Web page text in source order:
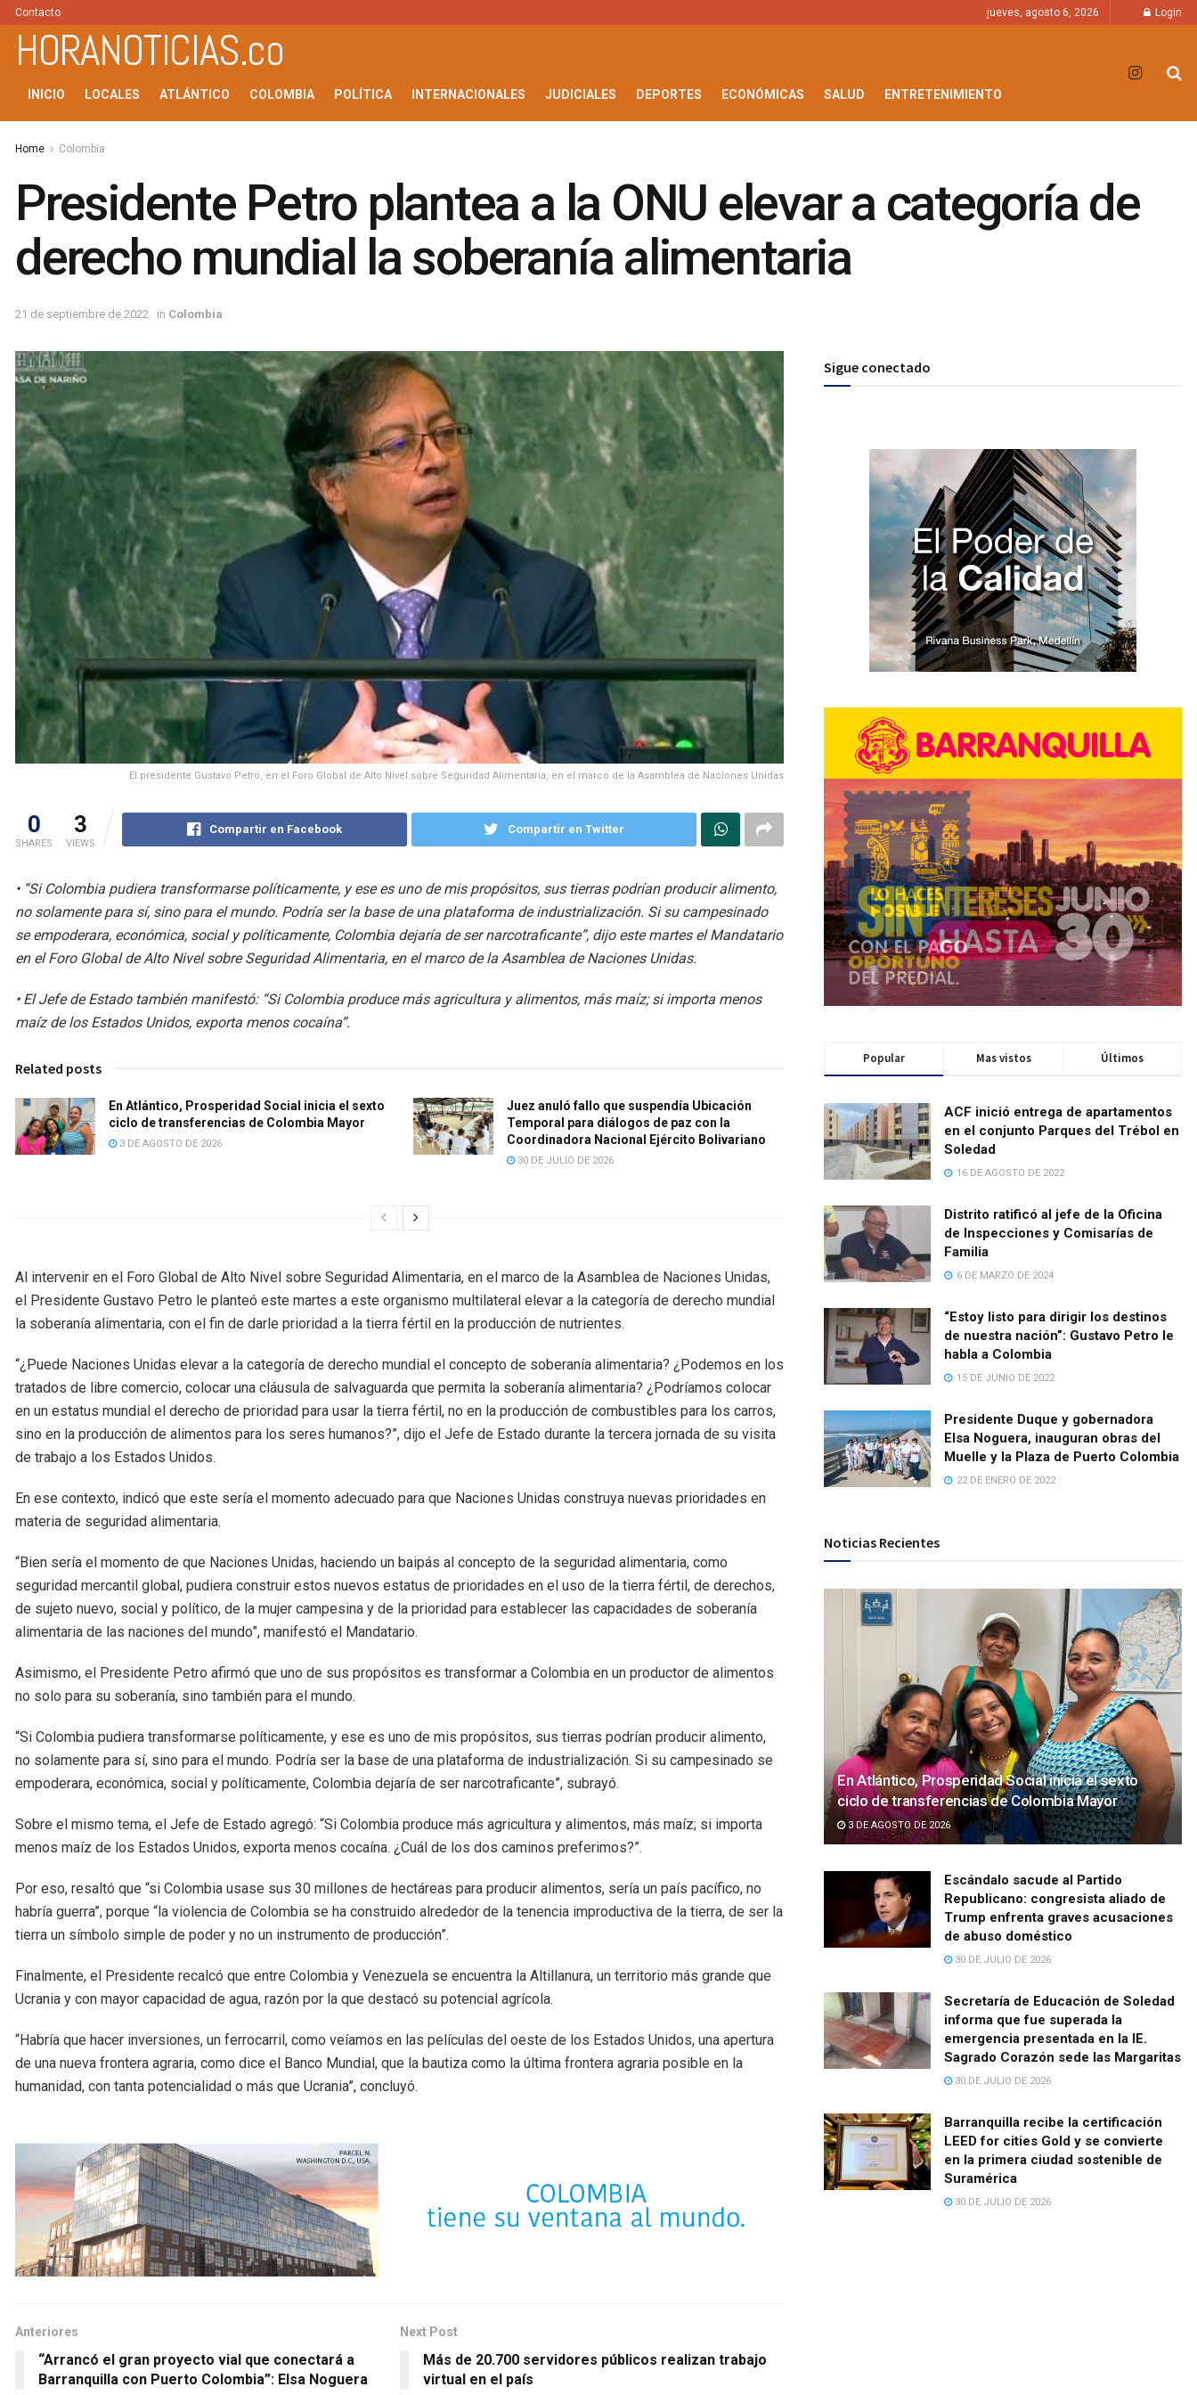
Contacto jueves, agosto 6, 2026 Login
HORANOTICIAS.co
INICIO LOCALES ATLÁNTICO COLOMBIA POLÍTICA INTERNACIONALES JUDICIALES DEPORTES ECONÓMICAS SALUD ENTRETENIMIENTO
Home Colombia
Presidente Petro plantea a la ONU elevar a categoría de
derecho mundial la soberanía alimentaria
21 de septiembre de 2022 in Colombia
El presidente Gustavo Petro, en el Foro Global de Alto Nivel sobre Seguridad Alimentaria, en el marco de la Asamblea de Naciones Unidas
0
SHARES
3
VIEWS
Compartir en Facebook Compartir en Twitter
• “Si Colombia pudiera transformarse políticamente, y ese es uno de mis propósitos, sus tierras podrían producir alimento,
no solamente para sí, sino para el mundo. Podría ser la base de una plataforma de industrialización. Si su campesinado
se empoderara, económica, social y políticamente, Colombia dejaría de ser narcotraficante”, dijo este martes el Mandatario
en el Foro Global de Alto Nivel sobre Seguridad Alimentaria, en el marco de la Asamblea de Naciones Unidas.
• El Jefe de Estado también manifestó: “Si Colombia produce más agricultura y alimentos, más maíz; si importa menos
maíz de los Estados Unidos, exporta menos cocaína”.
Related posts
En Atlántico, Prosperidad Social inicia el sexto
ciclo de transferencias de Colombia Mayor
3 DE AGOSTO DE 2026
Juez anuló fallo que suspendía Ubicación
Temporal para diálogos de paz con la
Coordinadora Nacional Ejército Bolivariano
30 DE JULIO DE 2026
Al intervenir en el Foro Global de Alto Nivel sobre Seguridad Alimentaria, en el marco de la Asamblea de Naciones Unidas,
el Presidente Gustavo Petro le planteó este martes a este organismo multilateral elevar a la categoría de derecho mundial
la soberanía alimentaria, con el fin de darle prioridad a la tierra fértil en la producción de nutrientes.
“¿Puede Naciones Unidas elevar a la categoría de derecho mundial el concepto de soberanía alimentaria? ¿Podemos en los
tratados de libre comercio, colocar una cláusula de salvaguarda que permita la soberanía alimentaria? ¿Podríamos colocar
en un estatus mundial el derecho de prioridad para usar la tierra fértil, no en la producción de combustibles para los carros,
sino en la producción de alimentos para los seres humanos?”, dijo el Jefe de Estado durante la tercera jornada de su visita
de trabajo a los Estados Unidos.
En ese contexto, indicó que este sería el momento adecuado para que Naciones Unidas construya nuevas prioridades en
materia de seguridad alimentaria.
“Bien sería el momento de que Naciones Unidas, haciendo un baipás al concepto de la seguridad alimentaria, como
seguridad mercantil global, pudiera construir estos nuevos estatus de prioridades en el uso de la tierra fértil, de derechos,
de sujeto nuevo, social y político, de la mujer campesina y de la prioridad para establecer las capacidades de soberanía
alimentaria de las naciones del mundo”, manifestó el Mandatario.
Asimismo, el Presidente Petro afirmó que uno de sus propósitos es transformar a Colombia en un productor de alimentos
no solo para su soberanía, sino también para el mundo.
“Si Colombia pudiera transformarse políticamente, y ese es uno de mis propósitos, sus tierras podrían producir alimento,
no solamente para sí, sino para el mundo. Podría ser la base de una plataforma de industrialización. Si su campesinado se
empoderara, económica, social y políticamente, Colombia dejaría de ser narcotraficante”, subrayó.
Sobre el mismo tema, el Jefe de Estado agregó: “Si Colombia produce más agricultura y alimentos, más maíz; si importa
menos maíz de los Estados Unidos, exporta menos cocaína. ¿Cuál de los dos caminos preferimos?”.
Por eso, resaltó que “si Colombia usase sus 30 millones de hectáreas para producir alimentos, sería un país pacífico, no
habría guerra”, porque “la violencia de Colombia se ha construido alrededor de la tenencia improductiva de la tierra, de ser la
tierra un símbolo simple de poder y no un instrumento de producción”.
Finalmente, el Presidente recalcó que entre Colombia y Venezuela se encuentra la Altillanura, un territorio más grande que
Ucrania y con mayor capacidad de agua, razón por la que destacó su potencial agrícola.
“Habría que hacer inversiones, un ferrocarril, como veíamos en las películas del oeste de los Estados Unidos, una apertura
de una nueva frontera agraria, como dice el Banco Mundial, que la bautiza como la última frontera agraria posible en la
humanidad, con tanta potencialidad o más que Ucrania”, concluyó.
Anteriores
“Arrancó el gran proyecto vial que conectará a
Barranquilla con Puerto Colombia”: Elsa Noguera
Next Post
Más de 20.700 servidores públicos realizan trabajo
virtual en el país
Sigue conectado
Popular Mas vistos Últimos
ACF inició entrega de apartamentos
en el conjunto Parques del Trébol en
Soledad
16 DE AGOSTO DE 2022
Distrito ratificó al jefe de la Oficina
de Inspecciones y Comisarías de
Familia
6 DE MARZO DE 2024
“Estoy listo para dirigir los destinos
de nuestra nación”: Gustavo Petro le
habla a Colombia
15 DE JUNIO DE 2022
Presidente Duque y gobernadora
Elsa Noguera, inauguran obras del
Muelle y la Plaza de Puerto Colombia
22 DE ENERO DE 2022
Noticias Recientes
En Atlántico, Prosperidad Social inicia el sexto
ciclo de transferencias de Colombia Mayor
3 DE AGOSTO DE 2026
Escándalo sacude al Partido
Republicano: congresista aliado de
Trump enfrenta graves acusaciones
de abuso doméstico
30 DE JULIO DE 2026
Secretaría de Educación de Soledad
informa que fue superada la
emergencia presentada en la IE.
Sagrado Corazón sede las Margaritas
30 DE JULIO DE 2026
Barranquilla recibe la certificación
LEED for cities Gold y se convierte
en la primera ciudad sostenible de
Suramérica
30 DE JULIO DE 2026